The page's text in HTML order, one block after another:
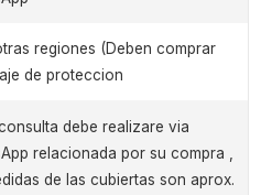
regiones (Deben comprar
de proteccion
debe realizare via
relacionada por su compra ,
de las cubiertas son aprox.